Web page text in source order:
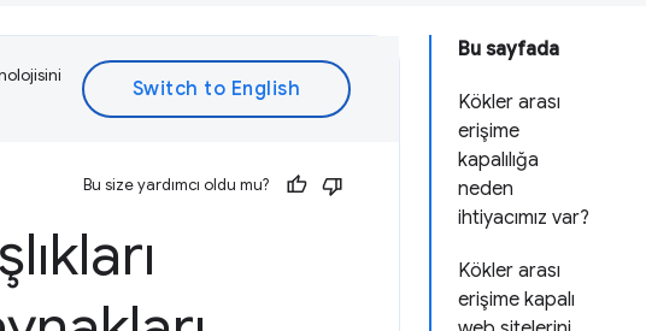
Bu sayfada
Kökler arası
erişime
kapalılığa
neden
ihtiyacımız var?
Kökler arası
erişime kapalı
Bu size yardımcı oldu mu?